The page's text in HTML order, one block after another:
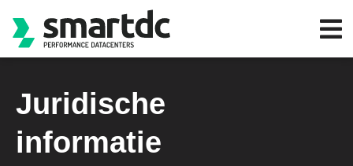
Juridische
informatie